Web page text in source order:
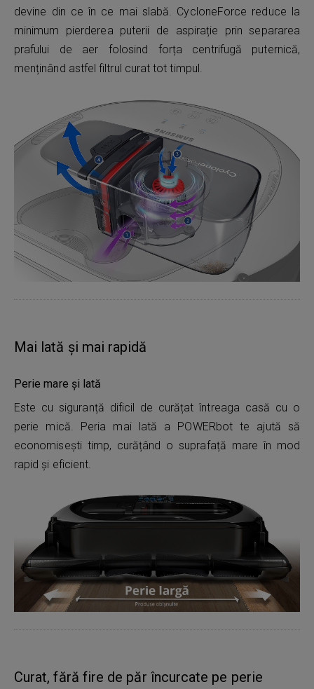
devine din ce în ce mai slabă. CycloneForce reduce la
minimum pierderea puterii de aspirație prin separarea
prafului de aer folosind forța centrifugă puternică,
menținând astfel filtrul curat tot timpul.
Mai lată și mai rapidă
Perie mare și lată
Este cu siguranță dificil de curățat întreaga casă cu o
perie mică. Peria mai lată a POWERbot te ajută să
economisești timp, curățând o suprafață mare în mod
rapid și eficient.
Curat, fără fire de păr încurcate pe perie